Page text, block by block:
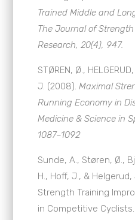
Trained Middle and
The Journal of
Research, 20(4), 947.
STØREN, Ø.,
J. (2008). Maximal
Running Economy in
Medicine & Science in
1087–1092
Sunde, A., Støren, Ø.,
H., Hoff, J., & Helgerud,
Strength Training
in Competitive